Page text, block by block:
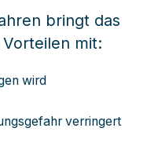
bringt das
mit:
wird
verringert